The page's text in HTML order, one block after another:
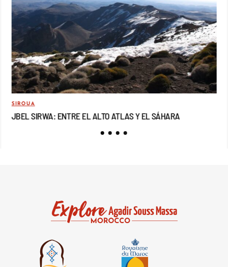
SIROUA
JBEL SIRWA: ENTRE EL ALTO ATLAS Y EL SÁHARA